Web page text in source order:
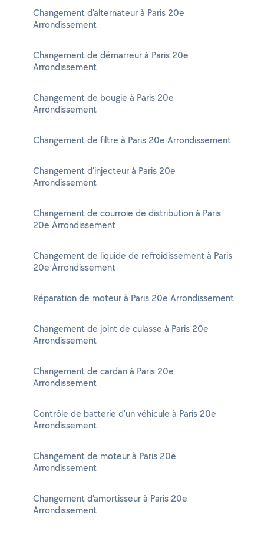
Changement d'alternateur à Paris 20e
Arrondissement
Changement de démarreur à Paris 20e
Arrondissement
Changement de bougie à Paris 20e
Arrondissement
Changement de filtre à Paris 20e Arrondissement
Changement d'injecteur à Paris 20e
Arrondissement
Changement de courroie de distribution à Paris
20e Arrondissement
Changement de liquide de refroidissement à Paris
20e Arrondissement
Réparation de moteur à Paris 20e Arrondissement
Changement de joint de culasse à Paris 20e
Arrondissement
Changement de cardan à Paris 20e
Arrondissement
Contrôle de batterie d'un véhicule à Paris 20e
Arrondissement
Changement de moteur à Paris 20e
Arrondissement
Changement d'amortisseur à Paris 20e
Arrondissement